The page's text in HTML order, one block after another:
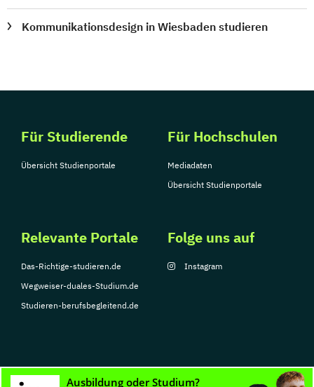
Kommunikationsdesign in Wiesbaden studieren
Für Studierende
Übersicht Studienportale
Für Hochschulen
Mediadaten
Übersicht Studienportale
Relevante Portale
Das-Richtige-studieren.de
Wegweiser-duales-Studium.de
Studieren-berufsbegleitend.de
Folge uns auf
Instagram